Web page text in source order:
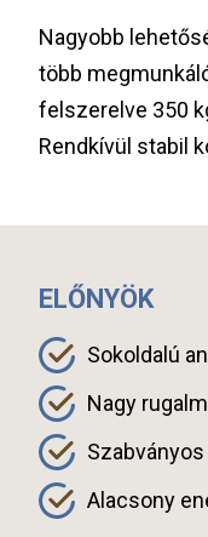
Nagyobb
több
felszerelve 350
Rendkívül stabil
ELŐNYÖK
Sokoldalú
Nagy
Alacsony